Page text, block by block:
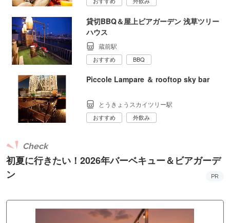
貸切BBQ＆屋上ビアガーデン 浅草ツリー
ハウス
蔵前駅
おすすめ BBQ
Piccole Lampare ＆ rooftop sky bar
とうきょうスカイツリー駅
おすすめ 外飲み
初夏に行きたい！2026年バーベキュー＆ビアガーデ
ン
Check
PR